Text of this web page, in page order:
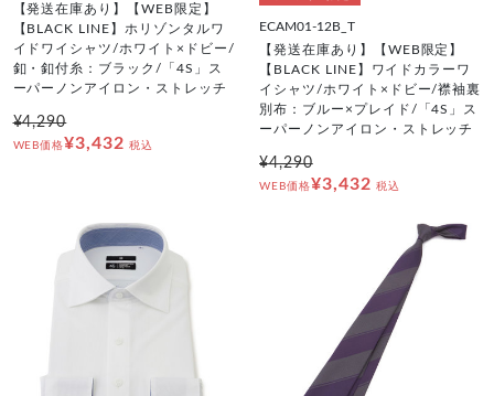
【発送在庫あり】【WEB限定】
【BLACK LINE】ホリゾンタルワ
イドワイシャツ/ホワイト×ドビー/
釦・釦付糸：ブラック/「4S」ス
ーパーノンアイロン・ストレッチ
¥4,290
WEB価格¥3,432 税込
ECAM01-12B_T
【発送在庫あり】【WEB限定】
【BLACK LINE】ワイドカラーワ
イシャツ/ホワイト×ドビー/襟袖裏
別布：ブルー×プレイド/「4S」ス
ーパーノンアイロン・ストレッチ
¥4,290
WEB価格¥3,432 税込